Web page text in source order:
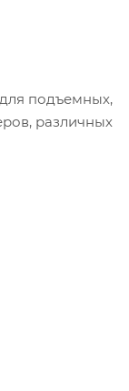
подъемных,
различных